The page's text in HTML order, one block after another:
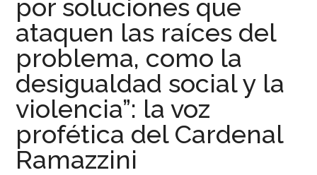
por soluciones que
ataquen las raíces del
problema, como la
desigualdad social y la
violencia”: la voz
profética del Cardenal
Ramazzini